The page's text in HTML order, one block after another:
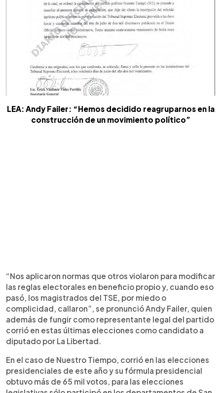
LEA: Andy Failer: “Hemos decidido reagruparnos en la
construcción de un movimiento político”
“Nos aplicaron normas que otros violaron para modificar
las reglas electorales en beneficio propio y, cuando eso
pasó, los magistrados del TSE, por miedo o
complicidad, callaron”, se pronunció Andy Failer, quien
además de fungir como representante legal del partido
corrió en estas últimas elecciones como candidato a
diputado por La Libertad.
En el caso de Nuestro Tiempo, corrió en las elecciones
presidenciales de este año y su fórmula presidencial
obtuvo más de 65 mil votos, para las elecciones